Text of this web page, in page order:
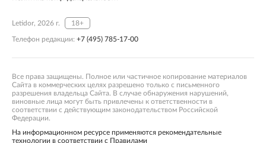
Letidor, 2026 г. 18+
Телефон редакции: +7 (495) 785-17-00
Все права защищены. Полное или частичное копирование материалов
Сайта в коммерческих целях разрешено только с письменного
разрешения владельца Сайта. В случае обнаружения нарушений,
виновные лица могут быть привлечены к ответственности в
соответствии с действующим законодательством Российской
Федерации.
На информационном ресурсе применяются рекомендательные
технологии в соответствии с Правилами